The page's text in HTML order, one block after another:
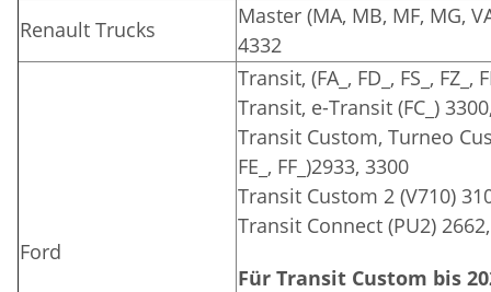
Renault Trucks
Master (MA, MB, MF, MG,
4332
Ford
Transit, (FA_, FD_, FS_, FZ_,
Transit, e-Transit (FC_)
Transit Custom, Turneo
FE_, FF_)2933, 3300
Transit Custom 2 (V710)
Transit Connect (PU2)
Für Transit Custom bis